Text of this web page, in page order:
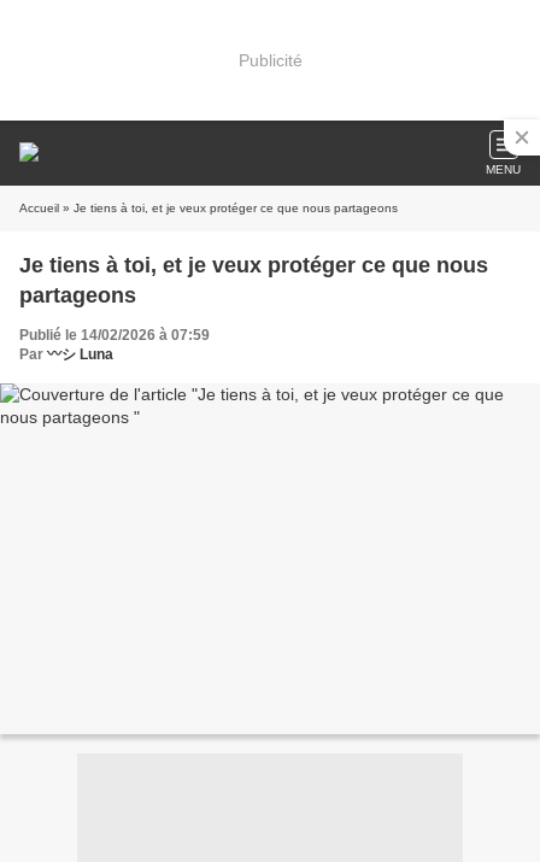
Publicité
MENU
Accueil » Je tiens à toi, et je veux protéger ce que nous partageons
Je tiens à toi, et je veux protéger ce que nous
partageons
Publié le 14/02/2026 à 07:59
Par 〰️シ Luna